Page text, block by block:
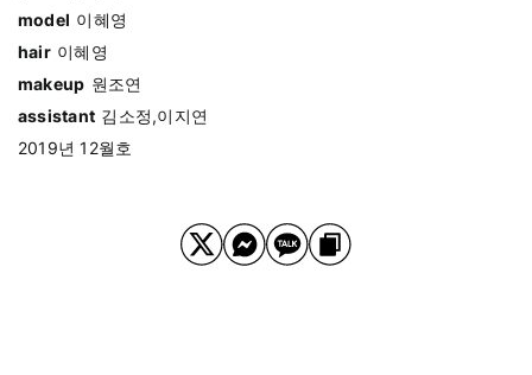
model 이혜영
hair 이혜영
makeup 원조연
assistant 김소정,이지연
2019년 12월호